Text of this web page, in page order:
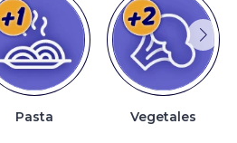
Pasta Vegetales